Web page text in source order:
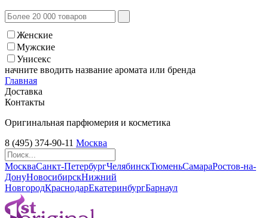
Женские
Мужские
Унисекс
начните вводить название аромата или бренда
Главная
Доставка
Контакты
Оригинальная парфюмерия и косметика
8 (495) 374-90-11 Москва
МоскваСанкт-ПетербургЧелябинскТюменьСамараРостов-на-
ДонуНовосибирскНижний
НовгородКраснодарЕкатеринбургБарнаул